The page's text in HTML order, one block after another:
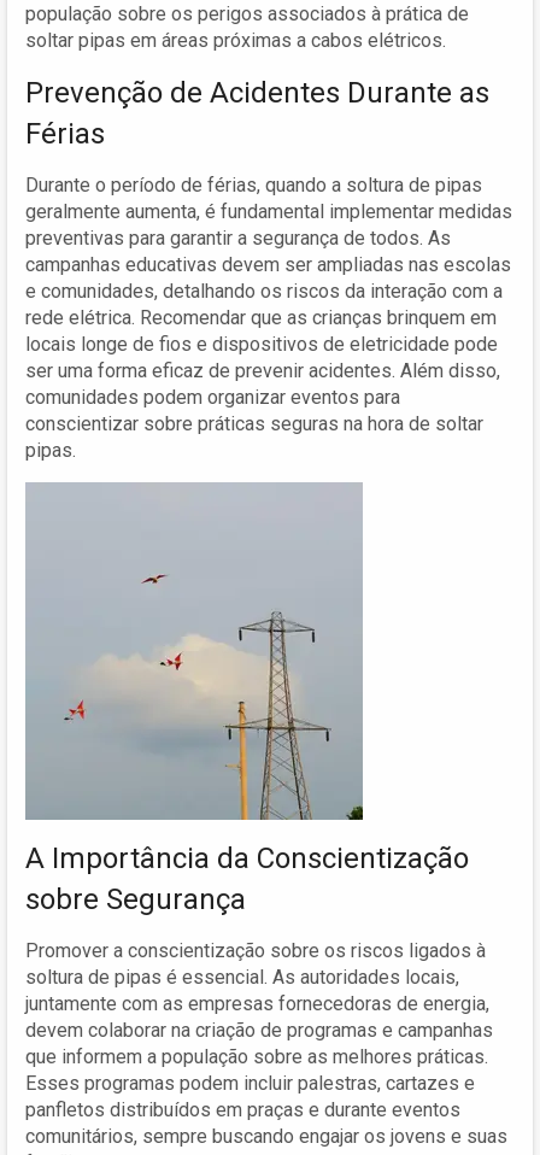
população sobre os perigos associados à prática de
soltar pipas em áreas próximas a cabos elétricos.
Prevenção de Acidentes Durante as
Férias
Durante o período de férias, quando a soltura de pipas
geralmente aumenta, é fundamental implementar medidas
preventivas para garantir a segurança de todos. As
campanhas educativas devem ser ampliadas nas escolas
e comunidades, detalhando os riscos da interação com a
rede elétrica. Recomendar que as crianças brinquem em
locais longe de fios e dispositivos de eletricidade pode
ser uma forma eficaz de prevenir acidentes. Além disso,
comunidades podem organizar eventos para
conscientizar sobre práticas seguras na hora de soltar
pipas.
A Importância da Conscientização
sobre Segurança
Promover a conscientização sobre os riscos ligados à
soltura de pipas é essencial. As autoridades locais,
juntamente com as empresas fornecedoras de energia,
devem colaborar na criação de programas e campanhas
que informem a população sobre as melhores práticas.
Esses programas podem incluir palestras, cartazes e
panfletos distribuídos em praças e durante eventos
comunitários, sempre buscando engajar os jovens e suas